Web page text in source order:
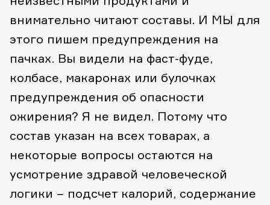
внимательно читают составы. И МЫ для
этого пишем предупреждения на
пачках. Вы видели на фаст-фуде,
колбасе, макаронах или булочках
предупреждения об опасности
ожирения? Я не видел. Потому что
состав указан на всех товарах, а
некоторые вопросы остаются на
усмотрение здравой человеческой
логики – подсчет калорий, содержание